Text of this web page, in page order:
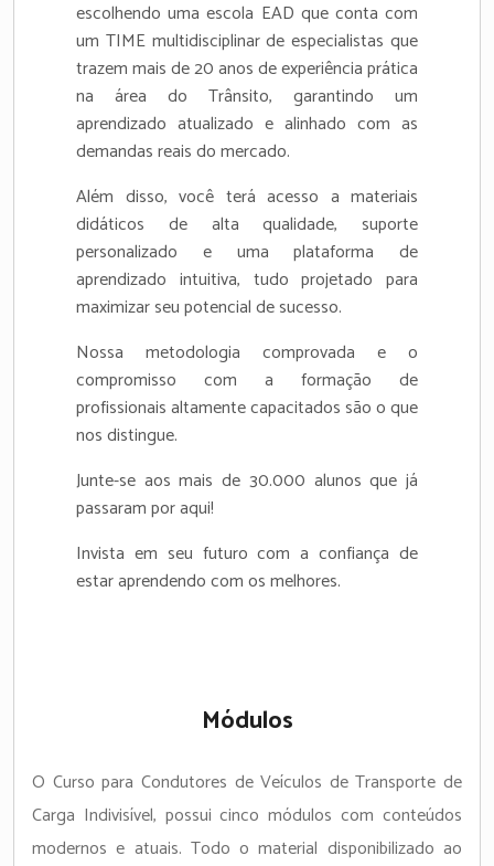
escolhendo uma escola EAD que conta com
um TIME multidisciplinar de especialistas que
trazem mais de 20 anos de experiência prática
na área do Trânsito, garantindo um
aprendizado atualizado e alinhado com as
demandas reais do mercado.
Além disso, você terá acesso a materiais
didáticos de alta qualidade, suporte
personalizado e uma plataforma de
aprendizado intuitiva, tudo projetado para
maximizar seu potencial de sucesso.
Nossa metodologia comprovada e o
compromisso com a formação de
profissionais altamente capacitados são o que
nos distingue.
Junte-se aos mais de 30.000 alunos que já
passaram por aqui!
Invista em seu futuro com a confiança de
estar aprendendo com os melhores.
Módulos
O Curso para Condutores de Veículos de Transporte de
Carga Indivisível, possui cinco módulos com conteúdos
modernos e atuais. Todo o material disponibilizado ao